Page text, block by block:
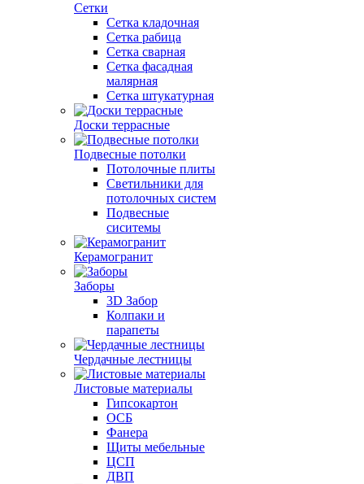
Сетки
Сетка кладочная
Сетка рабица
Сетка сварная
Сетка фасадная
малярная
Сетка штукатурная
Доски террасные
Подвесные потолки
Потолочные плиты
Светильники для
потолочных систем
Подвесные
сиситемы
Керамогранит
Заборы
3D Забор
Колпаки и
парапеты
Чердачные лестницы
Листовые материалы
Гипсокартон
ОСБ
Фанера
Щиты мебельные
ЦСП
ДВП